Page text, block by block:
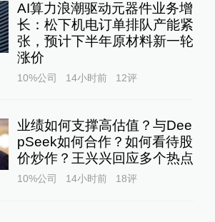
AI算力浪潮驱动元器件业务增
长：松下机电订单排队产能紧
张，预计下半年原材料新一轮
涨价
10%公司 14小时前 12评
业绩如何支撑高估值？与Dee
pSeek如何合作？如何看待股
价炒作？王兴兴回应多个热点
10%公司 14小时前 18评